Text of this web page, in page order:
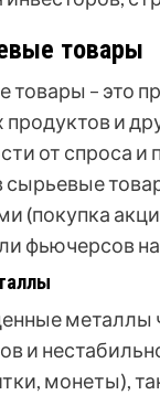
товары
– это
продуктов и
от спроса
(покупка
фьючерсов
металлы
и
монеты),